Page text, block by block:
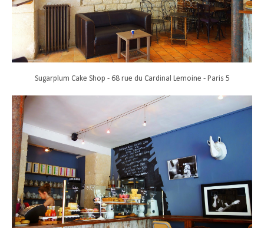
Sugarplum Cake Shop - 68 rue du Cardinal Lemoine - Paris 5